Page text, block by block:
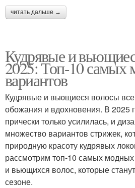
читать дальше →
Кудрявые и
2025: Топ-10 самых
вариантов
Кудрявые и вьющиеся волосы
обожания и вдохновения. В 2025
прически только усилилась, и
множество вариантов стрижек,
природную красоту кудрявых
рассмотрим топ-10 самых
и вьющихся волос, которые
сезоне.